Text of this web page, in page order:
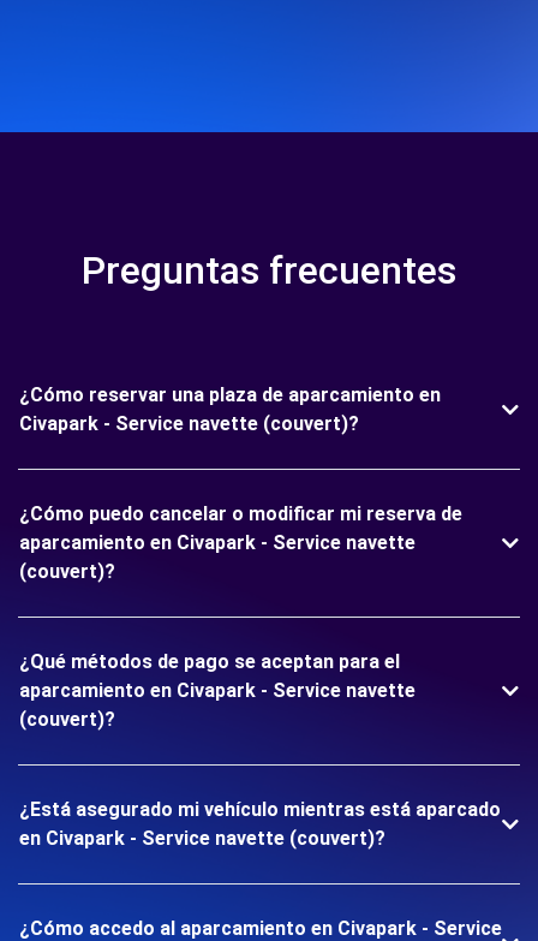
Preguntas frecuentes
¿Cómo reservar una plaza de aparcamiento en
Civapark - Service navette (couvert)?
¿Cómo puedo cancelar o modificar mi reserva de
aparcamiento en Civapark - Service navette
(couvert)?
¿Qué métodos de pago se aceptan para el
aparcamiento en Civapark - Service navette
(couvert)?
¿Está asegurado mi vehículo mientras está aparcado
en Civapark - Service navette (couvert)?
¿Cómo accedo al aparcamiento en Civapark - Service